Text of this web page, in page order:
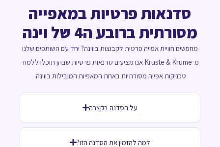
סדנאות פרטיות במאפייה
מסורתית ברובע ה4 של וינה
מחפשים חוויית אפייה פרטית לקבוצות בווינה? יחד עם השותפים שלנו
מ־Kruste & Krume אנו מציעים סדנאות פרטיות שבהן תוכלו ללמוד
טכניקות אפייה מסורתיות באחת המאפיות המובילות בווינה.
על הסדנה בקצרה
למה להזמין את הסדנה הזו?